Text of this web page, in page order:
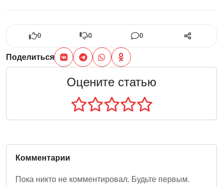
0 0 0
Поделиться
Оцените статью
Комментарии
Пока никто не комментировал. Будьте первым.